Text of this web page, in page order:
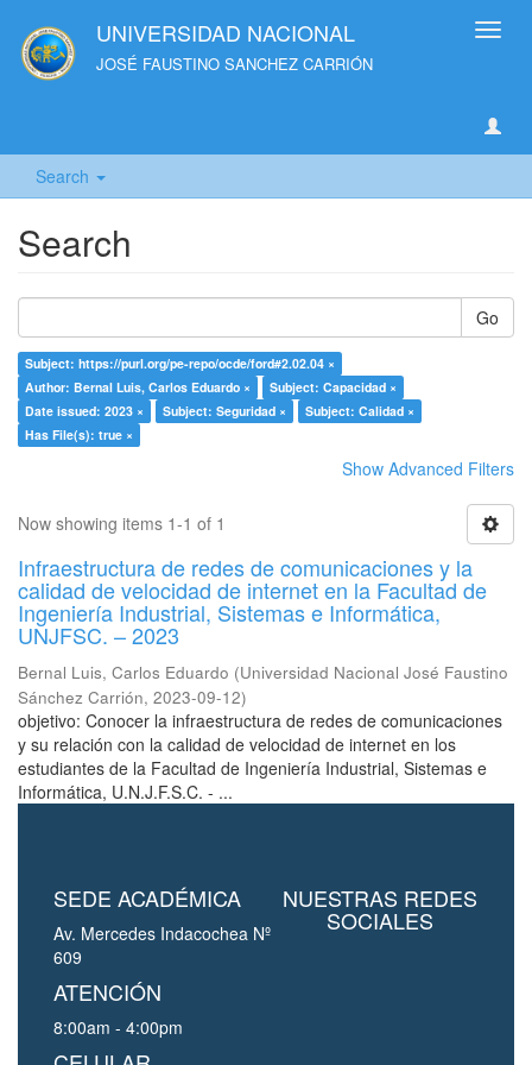
UNIVERSIDAD NACIONAL
JOSÉ FAUSTINO SANCHEZ CARRIÓN
Search
Search
Go
Subject: https://purl.org/pe-repo/ocde/ford#2.02.04 ×
Author: Bernal Luis, Carlos Eduardo ×
Subject: Capacidad ×
Date issued: 2023 ×
Subject: Seguridad ×
Subject: Calidad ×
Has File(s): true ×
Show Advanced Filters
Now showing items 1-1 of 1
Infraestructura de redes de comunicaciones y la
calidad de velocidad de internet en la Facultad de
Ingeniería Industrial, Sistemas e Informática,
UNJFSC. – 2023
Bernal Luis, Carlos Eduardo (Universidad Nacional José Faustino
Sánchez Carrión, 2023-09-12)
objetivo: Conocer la infraestructura de redes de comunicaciones
y su relación con la calidad de velocidad de internet en los
estudiantes de la Facultad de Ingeniería Industrial, Sistemas e
Informática, U.N.J.F.S.C. - ...
SEDE ACADÉMICA
Av. Mercedes Indacochea Nº
609
ATENCIÓN
8:00am - 4:00pm
NUESTRAS REDES
SOCIALES